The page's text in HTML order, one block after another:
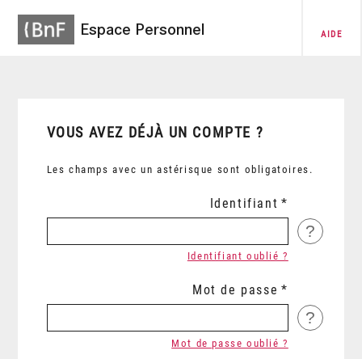
Espace Personnel AIDE
VOUS AVEZ DÉJÀ UN COMPTE ?
Les champs avec un astérisque sont obligatoires.
Identifiant
?
Identifiant oublié ?
Mot de passe
?
Mot de passe oublié ?